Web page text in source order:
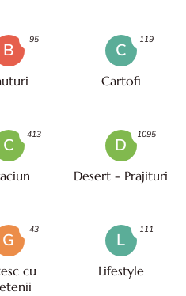
B
95
C
Cartofi
119
C
413
D
Desert - Prajituri
1095
G
cu
43
L
Lifestyle
111